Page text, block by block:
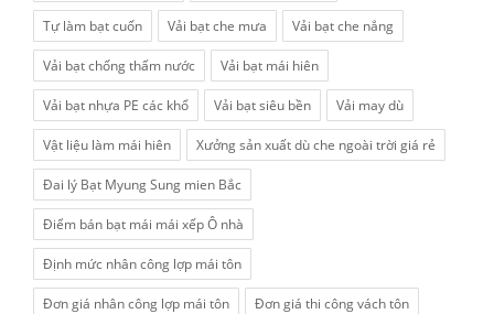
Tự làm bạt cuốn Vải bạt che mưa Vải bạt che nắng
Vải bạt chống thấm nước Vải bạt mái hiên
Vải bạt nhựa PE các khổ Vải bạt siêu bền Vải may dù
Vật liệu làm mái hiên Xưởng sản xuất dù che ngoài trời giá rẻ
Đai lý Bạt Myung Sung mien Bắc
Điểm bán bạt mái mái xếp Ô nhà
Định mức nhân công lợp mái tôn
Đơn giá nhân công lợp mái tôn Đơn giá thi công vách tôn